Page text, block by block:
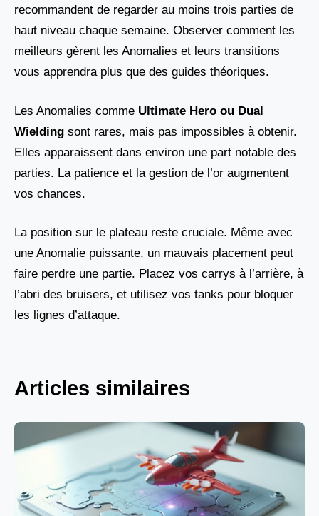
recommandent de regarder au moins trois parties de
haut niveau chaque semaine. Observer comment les
meilleurs gèrent les Anomalies et leurs transitions
vous apprendra plus que des guides théoriques.
Les Anomalies comme Ultimate Hero ou Dual
Wielding sont rares, mais pas impossibles à obtenir.
Elles apparaissent dans environ une part notable des
parties. La patience et la gestion de l’or augmentent
vos chances.
La position sur le plateau reste cruciale. Même avec
une Anomalie puissante, un mauvais placement peut
faire perdre une partie. Placez vos carrys à l’arrière, à
l’abri des bruisers, et utilisez vos tanks pour bloquer
les lignes d’attaque.
Articles similaires